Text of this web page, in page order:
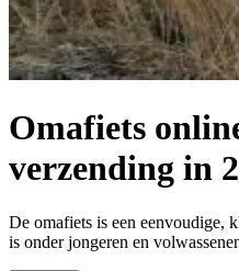
Omafiets
verzending in
De omafiets is een eenvoudige,
is onder jongeren en